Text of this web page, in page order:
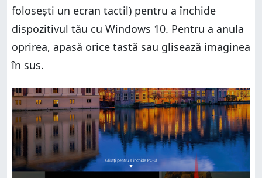
folosești un ecran tactil) pentru a închide
dispozitivul tău cu Windows 10. Pentru a anula
oprirea, apasă orice tastă sau glisează imaginea
în sus.